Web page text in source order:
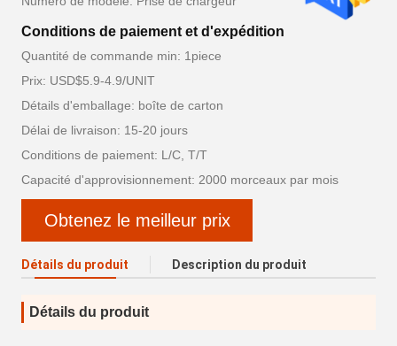
Conditions de paiement et d'expédition
Quantité de commande min: 1piece
Prix: USD$5.9-4.9/UNIT
Détails d'emballage: boîte de carton
Délai de livraison: 15-20 jours
Conditions de paiement: L/C, T/T
Capacité d'approvisionnement: 2000 morceaux par mois
Obtenez le meilleur prix
Détails du produit Description du produit
Détails du produit